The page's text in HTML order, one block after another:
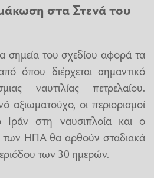
στα Στενά του
σημεία του σχεδίου αφορά τα
όπου διέρχεται σημαντικό
ναυτιλίας πετρελαίου.
αξιωματούχο, οι περιορισμοί
Ιράν στη ναυσιπλοΐα και ο
των ΗΠΑ θα αρθούν σταδιακά
των 30 ημερών.